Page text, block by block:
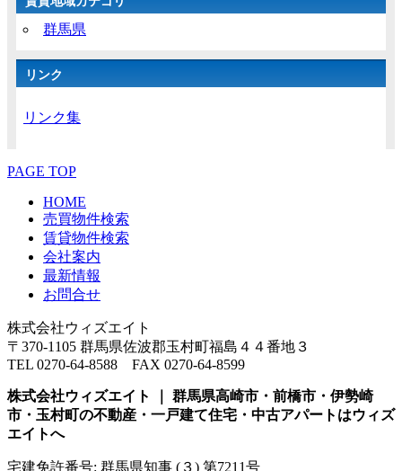
群馬県
リンク
リンク集
PAGE TOP
HOME
売買物件検索
賃貸物件検索
会社案内
最新情報
お問合せ
株式会社ウィズエイト
〒370-1105 群馬県佐波郡玉村町福島４４番地３
TEL 0270-64-8588 FAX 0270-64-8599
株式会社ウィズエイト ｜ 群馬県高崎市・前橋市・伊勢崎
市・玉村町の不動産・一戸建て住宅・中古アパートはウィズ
エイトへ
宅建免許番号: 群馬県知事 (３) 第7211号